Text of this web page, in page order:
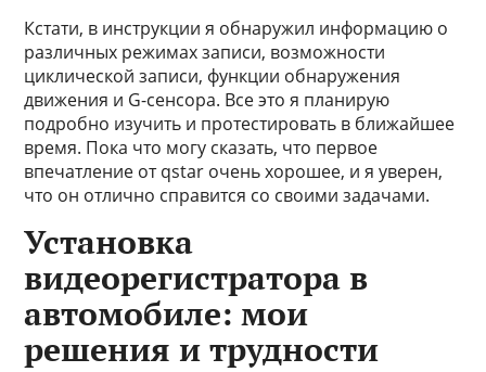
Кстати, в инструкции я обнаружил информацию о
различных режимах записи, возможности
циклической записи, функции обнаружения
движения и G-сенсора. Все это я планирую
подробно изучить и протестировать в ближайшее
время. Пока что могу сказать, что первое
впечатление от qstar очень хорошее, и я уверен,
что он отлично справится со своими задачами.
Установка
видеорегистратора в
автомобиле: мои
решения и трудности